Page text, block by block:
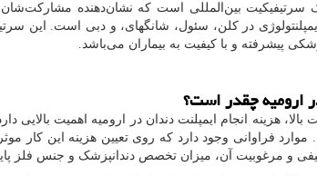
سرتیفیکیت بین‌المللی است که نشان‌دهنده
ایمپلنتولوژی در کلن، سئول، شانگهای، و دبی است. این
پیشرفته و با کیفیت به بیماران می‌باشد.
ارومیه چقدر است؟
بالا، هزینه انجام ایمپلنت دندان در ارومیه اهمیت
موارد فراوانی وجود دارد که روی تعیین هزینه این کار
و مرغوبیت آن، میزان تخصص دندانپزشک و جنس فلز